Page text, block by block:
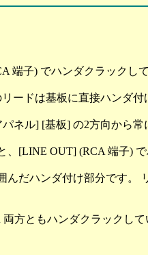
端子) でハンダクラックし
ードは基板に直接ハンダ付
ネル] [基板] の2方向から
、[LINE OUT] (RCA 端子)
んだハンダ付け部分です。
方ともハンダクラックして